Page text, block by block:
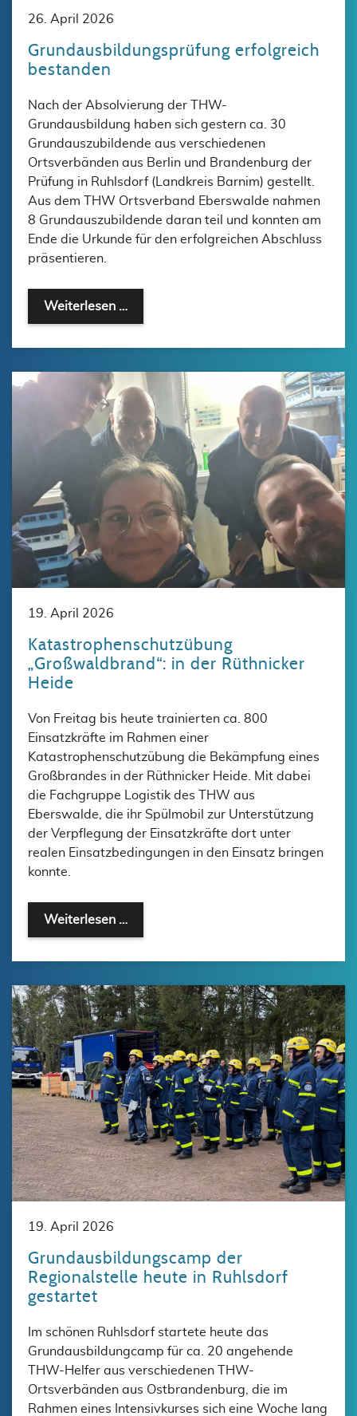
26. April 2026
Grundausbildungsprüfung erfolgreich
bestanden
Nach der Absolvierung der THW-
Grundausbildung haben sich gestern ca. 30
Grundauszubildende aus verschiedenen
Ortsverbänden aus Berlin und Brandenburg der
Prüfung in Ruhlsdorf (Landkreis Barnim) gestellt.
Aus dem THW Ortsverband Eberswalde nahmen
8 Grundauszubildende daran teil und konnten am
Ende die Urkunde für den erfolgreichen Abschluss
präsentieren.
Weiterlesen …Grundausbildungsprüfung erfolgreich
19. April 2026
Katastrophenschutzübung
„Großwaldbrand“: in der Rüthnicker
Heide
Von Freitag bis heute trainierten ca. 800
Einsatzkräfte im Rahmen einer
Katastrophenschutzübung die Bekämpfung eines
Großbrandes in der Rüthnicker Heide. Mit dabei
die Fachgruppe Logistik des THW aus
Eberswalde, die ihr Spülmobil zur Unterstützung
der Verpflegung der Einsatzkräfte dort unter
realen Einsatzbedingungen in den Einsatz bringen
konnte.
Weiterlesen …Katastrophenschutzübung
19. April 2026
Grundausbildungscamp der
Regionalstelle heute in Ruhlsdorf
gestartet
Im schönen Ruhlsdorf startete heute das
Grundausbildungcamp für ca. 20 angehende
THW-Helfer aus verschiedenen THW-
Ortsverbänden aus Ostbrandenburg, die im
Rahmen eines Intensivkurses sich eine Woche lang